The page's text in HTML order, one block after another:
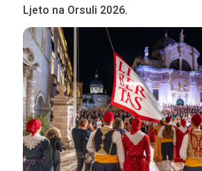
Ljeto na Orsuli 2026.